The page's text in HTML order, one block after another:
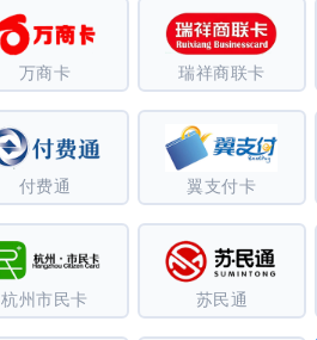
万商卡 瑞祥商联卡
付费通 翼支付卡
杭州市民卡 苏民通